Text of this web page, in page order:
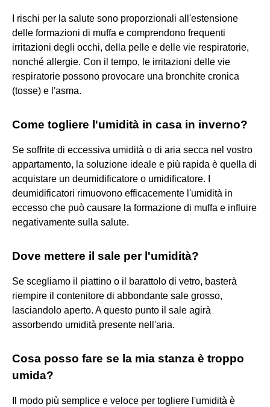
I rischi per la salute sono proporzionali all'estensione
delle formazioni di muffa e comprendono frequenti
irritazioni degli occhi, della pelle e delle vie respiratorie,
nonché allergie. Con il tempo, le irritazioni delle vie
respiratorie possono provocare una bronchite cronica
(tosse) e l'asma.
Come togliere l'umidità in casa in inverno?
Se soffrite di eccessiva umidità o di aria secca nel vostro
appartamento, la soluzione ideale e più rapida è quella di
acquistare un deumidificatore o umidificatore. I
deumidificatori rimuovono efficacemente l'umidità in
eccesso che può causare la formazione di muffa e influire
negativamente sulla salute.
Dove mettere il sale per l'umidità?
Se scegliamo il piattino o il barattolo di vetro, basterà
riempire il contenitore di abbondante sale grosso,
lasciandolo aperto. A questo punto il sale agirà
assorbendo umidità presente nell'aria.
Cosa posso fare se la mia stanza è troppo
umida?
Il modo più semplice e veloce per togliere l'umidità è